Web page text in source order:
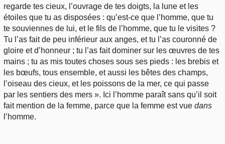
regarde tes cieux, l’ouvrage de tes doigts, la lune et les
étoiles que tu as disposées : qu’est-ce que l’homme, que tu
te souviennes de lui, et le fils de l’homme, que tu le visites ?
Tu l’as fait de peu inférieur aux anges, et tu l’as couronné de
gloire et d’honneur ; tu l’as fait dominer sur les œuvres de tes
mains ; tu as mis toutes choses sous ses pieds : les brebis et
les bœufs, tous ensemble, et aussi les bêtes des champs,
l’oiseau des cieux, et les poissons de la mer, ce qui passe
par les sentiers des mers ». Ici l’homme paraît sans qu’il soit
fait mention de la femme, parce que la femme est vue dans
l’homme.